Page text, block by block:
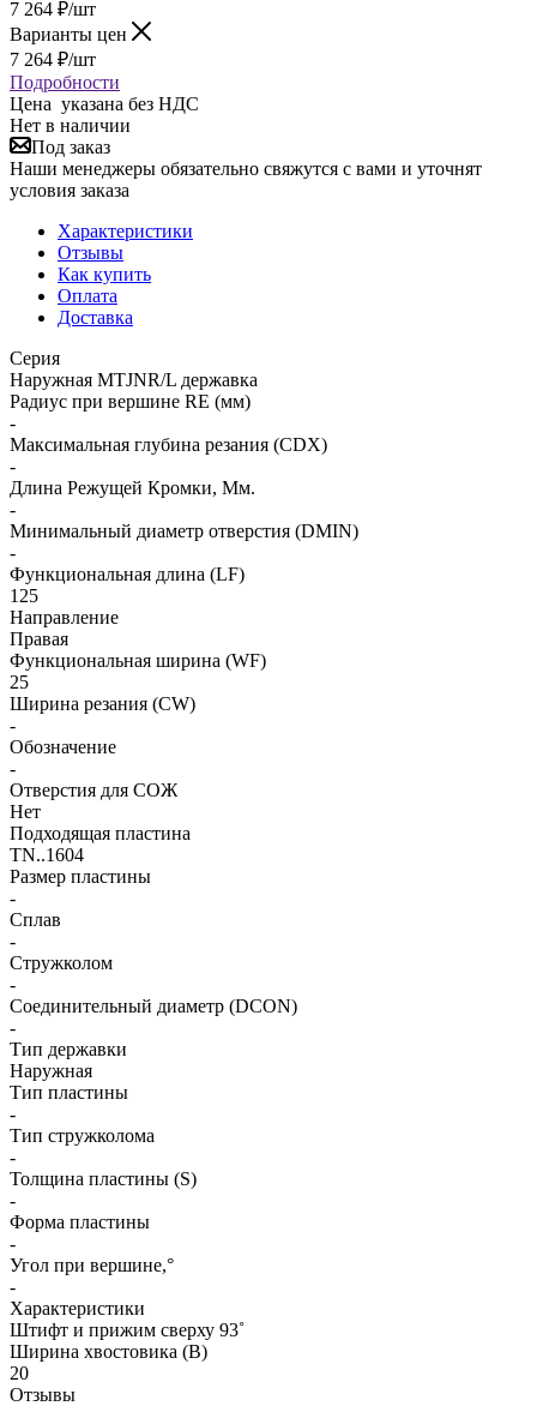
7 264 ₽/шт
Варианты цен
7 264 ₽/шт
Подробности
Цена указана без НДС
Нет в наличии
Под заказ
Наши менеджеры обязательно свяжутся с вами и уточнят
условия заказа
Характеристики
Отзывы
Как купить
Оплата
Доставка
Серия
Наружная MTJNR/L державка
Радиус при вершине RE (мм)
-
Максимальная глубина резания (CDX)
-
Длина Режущей Кромки, Мм.
-
Минимальный диаметр отверстия (DMIN)
-
Функциональная длина (LF)
125
Направление
Правая
Функциональная ширина (WF)
25
Ширина резания (CW)
-
Обозначение
-
Отверстия для СОЖ
Нет
Подходящая пластина
TN..1604
Размер пластины
-
Сплав
-
Стружколом
-
Соединительный диаметр (DCON)
-
Тип державки
Наружная
Тип пластины
-
Тип стружколома
-
Толщина пластины (S)
-
Форма пластины
-
Угол при вершине,°
-
Характеристики
Штифт и прижим сверху 93˚
Ширина хвостовика (B)
20
Отзывы